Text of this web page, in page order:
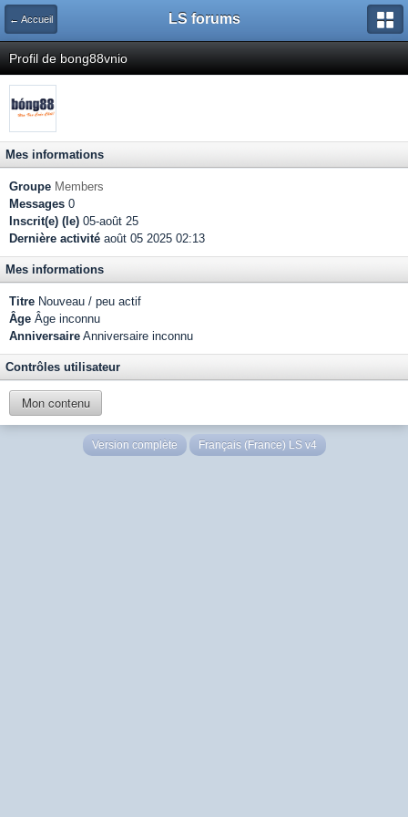
← Accueil LS forums
Profil de bong88vnio
Mes informations
Groupe Members
Messages 0
Inscrit(e) (le) 05-août 25
Dernière activité août 05 2025 02:13
Mes informations
Titre Nouveau / peu actif
Âge Âge inconnu
Anniversaire Anniversaire inconnu
Contrôles utilisateur
Mon contenu
Version complète Français (France) LS v4